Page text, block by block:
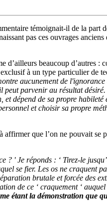
témoignait-il de la part
pas ces ouvrages anciens
d’ailleurs beaucoup d’autres :
à un type particulier de
aucunement de
peut parvenir au résultat
dépend de sa propre
et choisir sa propre
que l’on ne pouvait se
' Je réponds : ‘ Tirez-le
se fier. Les os ne craquent
brutale et forcée des
de ce ‘ craquement ‘
étant la démonstration que